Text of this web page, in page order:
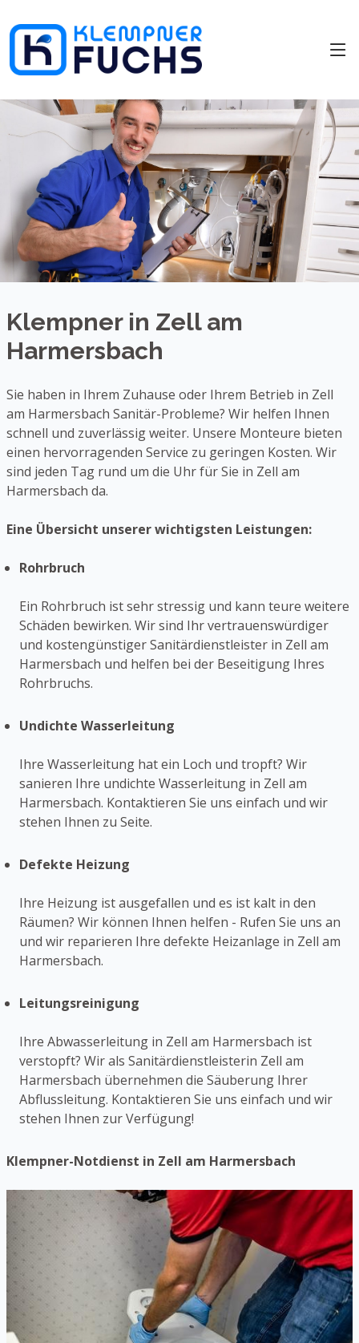
Klempner in Zell am
Harmersbach
Sie haben in Ihrem Zuhause oder Ihrem Betrieb in Zell
am Harmersbach Sanitär-Probleme? Wir helfen Ihnen
schnell und zuverlässig weiter. Unsere Monteure bieten
einen hervorragenden Service zu geringen Kosten. Wir
sind jeden Tag rund um die Uhr für Sie in Zell am
Harmersbach da.
Eine Übersicht unserer wichtigsten Leistungen:
Rohrbruch
Ein Rohrbruch ist sehr stressig und kann teure weitere
Schäden bewirken. Wir sind Ihr vertrauenswürdiger
und kostengünstiger Sanitärdienstleister in Zell am
Harmersbach und helfen bei der Beseitigung Ihres
Rohrbruchs.
Undichte Wasserleitung
Ihre Wasserleitung hat ein Loch und tropft? Wir
sanieren Ihre undichte Wasserleitung in Zell am
Harmersbach. Kontaktieren Sie uns einfach und wir
stehen Ihnen zu Seite.
Defekte Heizung
Ihre Heizung ist ausgefallen und es ist kalt in den
Räumen? Wir können Ihnen helfen - Rufen Sie uns an
und wir reparieren Ihre defekte Heizanlage in Zell am
Harmersbach.
Leitungsreinigung
Ihre Abwasserleitung in Zell am Harmersbach ist
verstopft? Wir als Sanitärdienstleisterin Zell am
Harmersbach übernehmen die Säuberung Ihrer
Abflussleitung. Kontaktieren Sie uns einfach und wir
stehen Ihnen zur Verfügung!
Klempner-Notdienst in Zell am Harmersbach